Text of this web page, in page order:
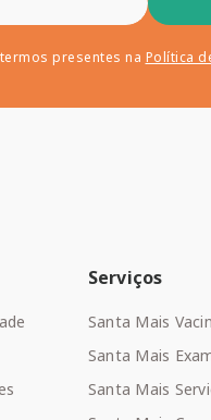
presentes na Política
Serviços
Santa Mais
Santa Mais
Santa Mais